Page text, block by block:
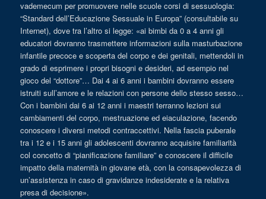
vademecum per promuovere nelle scuole corsi di sessuologia:
“Standard dell’Educazione Sessuale in Europa” (consultabile su
Internet), dove tra l’altro si legge: «ai bimbi da 0 a 4 anni gli
educatori dovranno trasmettere informazioni sulla masturbazione
infantile precoce e scoperta del corpo e dei genitali, mettendoli in
grado di esprimere i propri bisogni e desideri, ad esempio nel
gioco del “dottore”… Dai 4 ai 6 anni i bambini dovranno essere
istruiti sull’amore e le relazioni con persone dello stesso sesso…
Con i bambini dai 6 ai 12 anni i maestri terranno lezioni sui
cambiamenti del corpo, mestruazione ed eiaculazione, facendo
conoscere i diversi metodi contraccettivi. Nella fascia puberale
tra i 12 e i 15 anni gli adolescenti dovranno acquisire familiarità
col concetto di “pianificazione familiare” e conoscere il difficile
impatto della maternità in giovane età, con la consapevolezza di
un’assistenza in caso di gravidanze indesiderate e la relativa
presa di decisione».